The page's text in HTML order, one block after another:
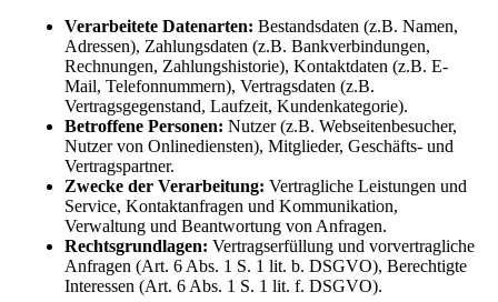
Verarbeitete Datenarten: Bestandsdaten (z.B. Namen,
Adressen), Zahlungsdaten (z.B. Bankverbindungen,
Rechnungen, Zahlungshistorie), Kontaktdaten (z.B. E-
Mail, Telefonnummern), Vertragsdaten (z.B.
Vertragsgegenstand, Laufzeit, Kundenkategorie).
Betroffene Personen: Nutzer (z.B. Webseitenbesucher,
Nutzer von Onlinediensten), Mitglieder, Geschäfts- und
Vertragspartner.
Zwecke der Verarbeitung: Vertragliche Leistungen und
Service, Kontaktanfragen und Kommunikation,
Verwaltung und Beantwortung von Anfragen.
Rechtsgrundlagen: Vertragserfüllung und vorvertragliche
Anfragen (Art. 6 Abs. 1 S. 1 lit. b. DSGVO), Berechtigte
Interessen (Art. 6 Abs. 1 S. 1 lit. f. DSGVO).